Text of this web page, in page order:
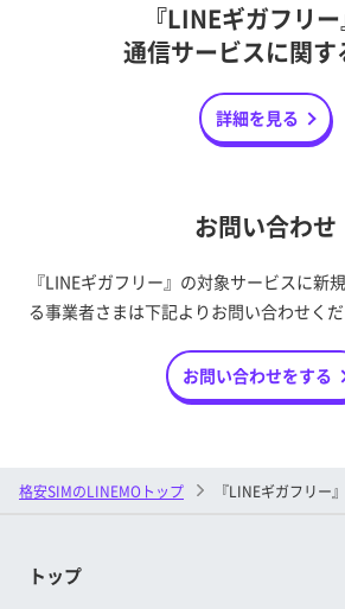
『LINEギガフリ
通信サービスに関す
詳細を見る
お問い合わせ
『LINEギガフリー』の対象サービスに新
る事業者さまは下記よりお問い合わせくだ
お問い合わせをする
格安SIMのLINEMOトップ 『LINEギガフリー
トップ